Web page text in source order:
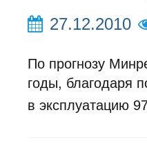
27.12.2010
По прогнозу
годы, благодаря
в эксплуатацию